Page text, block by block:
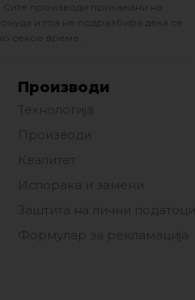
Сите производи прикажани на
и тоа не подразбира дека се
секое време.
Производи
Технологија
Производи
Квалитет
Испорака и замени
Заштита на лични податоци
Формулар за рекламација